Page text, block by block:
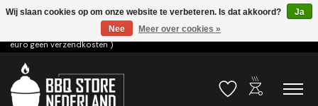
Voor 15.00u besteld dezelfde dag verzonden! ( 6,95 verzendkosten, vanaf 75
euro geen verzendkosten )
Verlanglijst
outdoor_grill
Wij slaan cookies op om onze website te verbeteren. Is dat akkoord?
Ja
Nee
Meer over cookies »